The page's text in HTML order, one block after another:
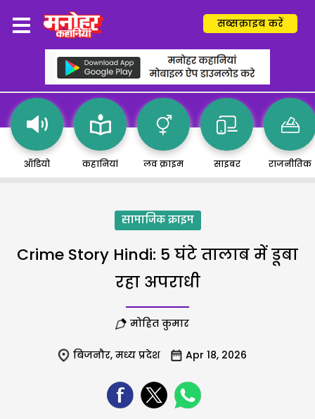
सब्सक्राइब करें
ऑडियो कहानियां लव क्राइम साइबर राजनीतिक
सामाजिक क्राइम
Crime Story Hindi: 5 घंटे तालाब में डूबा
रहा अपराधी
मोहित कुमार
बिजनौर, मध्य प्रदेश Apr 18, 2026